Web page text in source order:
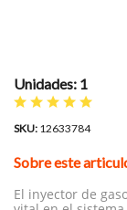
Unidades: 1
SKU: 12633784
Sobre este
El inyector de